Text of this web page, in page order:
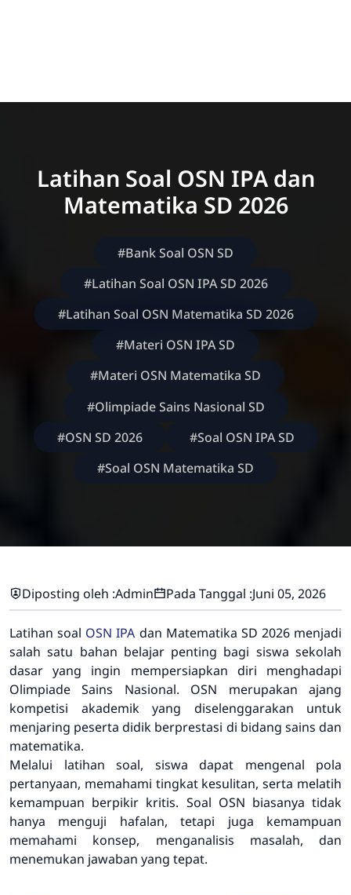
Latihan Soal OSN IPA dan
Matematika SD 2026
#Bank Soal OSN SD
#Latihan Soal OSN IPA SD 2026
#Latihan Soal OSN Matematika SD 2026
#Materi OSN IPA SD
#Materi OSN Matematika SD
#Olimpiade Sains Nasional SD
#OSN SD 2026
#Soal OSN IPA SD
#Soal OSN Matematika SD
Diposting oleh :Admin Pada Tanggal :Juni 05, 2026
Latihan soal OSN IPA dan Matematika SD 2026 menjadi
salah satu bahan belajar penting bagi siswa sekolah
dasar yang ingin mempersiapkan diri menghadapi
Olimpiade Sains Nasional. OSN merupakan ajang
kompetisi akademik yang diselenggarakan untuk
menjaring peserta didik berprestasi di bidang sains dan
matematika.
Melalui latihan soal, siswa dapat mengenal pola
pertanyaan, memahami tingkat kesulitan, serta melatih
kemampuan berpikir kritis. Soal OSN biasanya tidak
hanya menguji hafalan, tetapi juga kemampuan
memahami konsep, menganalisis masalah, dan
menemukan jawaban yang tepat.